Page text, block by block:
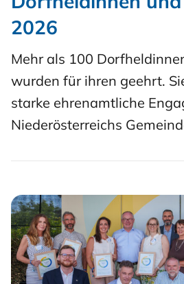
2026
Mehr als 100
wurden für ihren geehrt.
starke ehrenamtliche
Niederösterreichs